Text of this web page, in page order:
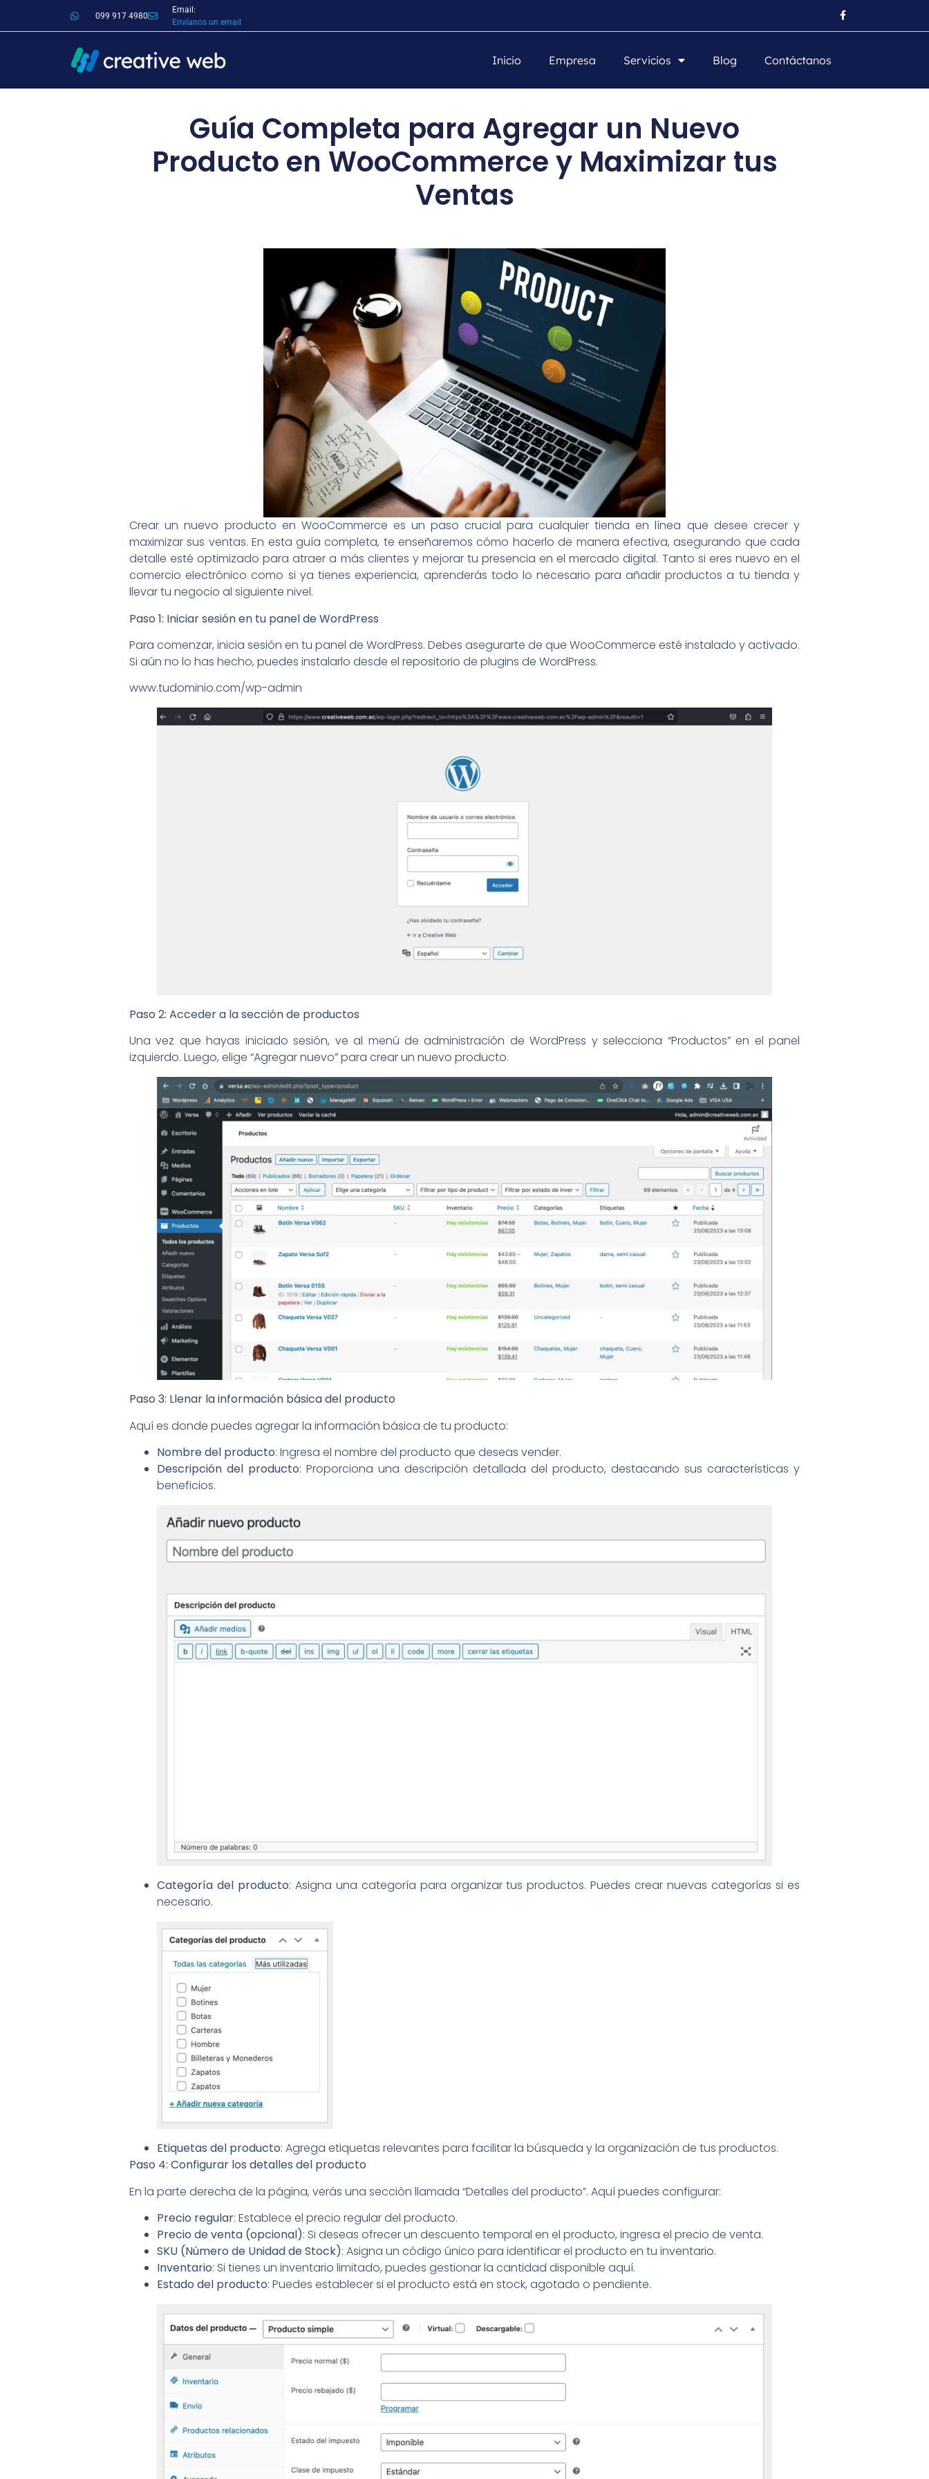
099 917 4980
Email:
Envíanos un email
Inicio Empresa Servicios Blog Contáctanos
Guía Completa para Agregar un Nuevo
Producto en WooCommerce y Maximizar tus
Ventas
Crear un nuevo producto en WooCommerce es un paso crucial para cualquier tienda en línea que desee crecer y
maximizar sus ventas. En esta guía completa, te enseñaremos cómo hacerlo de manera efectiva, asegurando que cada
detalle esté optimizado para atraer a más clientes y mejorar tu presencia en el mercado digital. Tanto si eres nuevo en el
comercio electrónico como si ya tienes experiencia, aprenderás todo lo necesario para añadir productos a tu tienda y
llevar tu negocio al siguiente nivel.
Paso 1: Iniciar sesión en tu panel de WordPress
Para comenzar, inicia sesión en tu panel de WordPress. Debes asegurarte de que WooCommerce esté instalado y activado.
Si aún no lo has hecho, puedes instalarlo desde el repositorio de plugins de WordPress.
www.tudominio.com/wp-admin
Paso 2: Acceder a la sección de productos
Una vez que hayas iniciado sesión, ve al menú de administración de WordPress y selecciona “Productos” en el panel
izquierdo. Luego, elige “Agregar nuevo” para crear un nuevo producto.
Paso 3: Llenar la información básica del producto
Aquí es donde puedes agregar la información básica de tu producto:
Nombre del producto: Ingresa el nombre del producto que deseas vender.
Descripción del producto: Proporciona una descripción detallada del producto, destacando sus características y
beneficios.
Categoría del producto: Asigna una categoría para organizar tus productos. Puedes crear nuevas categorías si es
necesario.
Etiquetas del producto: Agrega etiquetas relevantes para facilitar la búsqueda y la organización de tus productos.
Paso 4: Configurar los detalles del producto
En la parte derecha de la página, verás una sección llamada “Detalles del producto”. Aquí puedes configurar:
Precio regular: Establece el precio regular del producto.
Precio de venta (opcional): Si deseas ofrecer un descuento temporal en el producto, ingresa el precio de venta.
SKU (Número de Unidad de Stock): Asigna un código único para identificar el producto en tu inventario.
Inventario: Si tienes un inventario limitado, puedes gestionar la cantidad disponible aquí.
Estado del producto: Puedes establecer si el producto está en stock, agotado o pendiente.